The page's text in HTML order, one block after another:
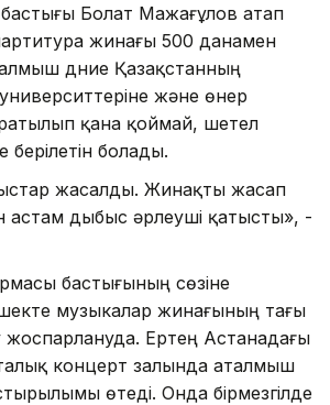
Болат Мажағұлов атап
жинағы 500 данамен
дүние Қазақстанның
және өнер
қана қоймай, шетел
берілетін болады.
жасалды. Жинақты жасап
астам дыбыс әрлеуші қатысты», -
бастығының сөзіне
музыкалар жинағының тағы
Ертең Астанадағы
концерт залында аталмыш
өтеді. Онда бірмезгілде